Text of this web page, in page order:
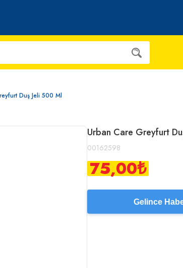
Duş Jeli 500 Ml
Urban Care Greyfurt
00162598
75,00₺
Gelince